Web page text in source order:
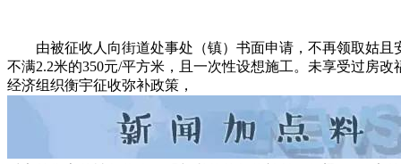
由被征收人向街道处事处（镇）书面申请，不再领取姑且
不满2.2米的350元/平方米，且一次性设想施工。未享受过房
经济组织衡宇征收弥补政策，